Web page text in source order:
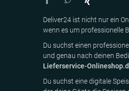
Deliver24 ist nicht nur ein
wenn es um professionelle
Du suchst einen
und genau nach deinen
Lieferservice-
Du suchst eine digitale